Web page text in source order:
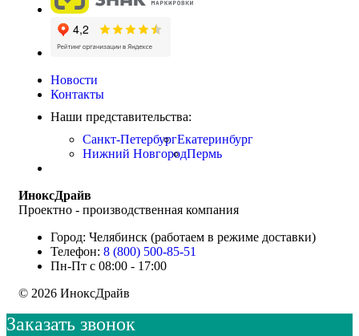
Новости
Контакты
Наши представительства:
Санкт-ПетербургЕкатеринбург
Нижний НовгородПермь
ИноксДрайв
Проектно - производственная компания
Город: Челябинск (работаем в режиме доставки)
Телефон: 8 (800) 500-85-51
Пн-Пт с 08:00 - 17:00
© 2026 ИноксДрайв
Заказать звонок